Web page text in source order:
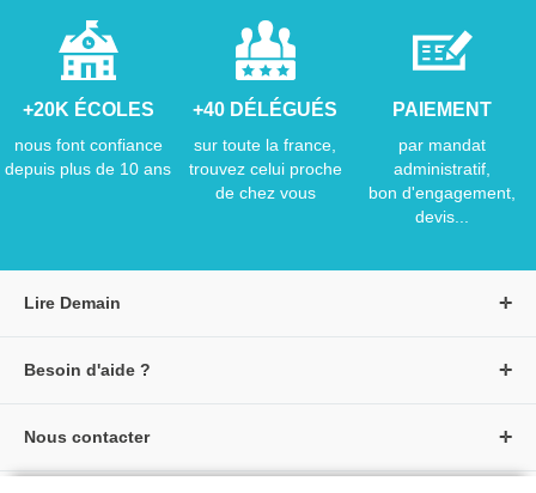
+20K ÉCOLES
nous font confiance
depuis plus de 10 ans
+40 DÉLÉGUÉS
sur toute la france,
trouvez celui proche
de chez vous
PAIEMENT
par mandat
administratif,
bon d'engagement,
devis...
Lire Demain
Créer un compte
Besoin d'aide ?
Nous contacter
Formulaire de contact